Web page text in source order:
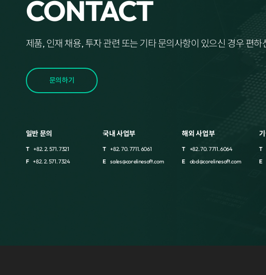
CONTACT
제품, 인재 채용, 투자 관련 또는 기타 문의사항이 있으신 경우 편
문의하기
일반 문의
T
+82. 2. 571. 7321
F
+82. 2. 571. 7324
국내 사업부
T
+82. 70. 7711. 6061
E
sales@corelinesoft.com
해외 사업부
T
+82. 70. 7711. 6064
E
obd@corelinesoft.com
T
E